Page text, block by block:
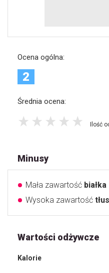
Ocena ogólna:
2
Średnia ocena:
Ilość
Minusy
Mała zawartość białka
Wysoka zawartość
Wartości odżywcze
Kalorie